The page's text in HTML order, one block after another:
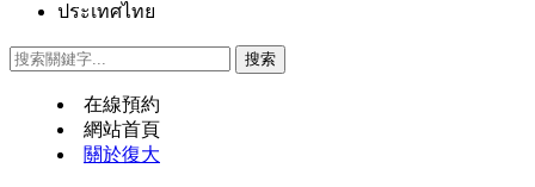
ประเทศไทย
在線預約
網站首頁
關於復大